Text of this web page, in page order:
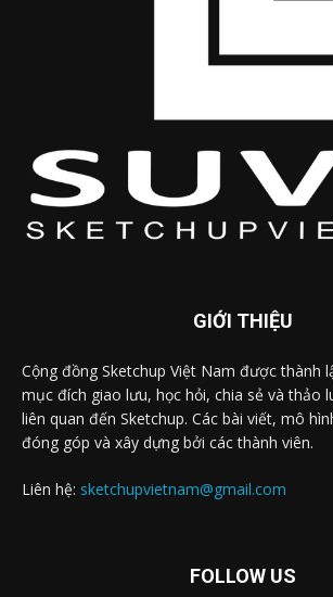
GIỚI THIỆU
Cộng đồng Sketchup Việt Nam được thành
mục đích giao lưu, học hỏi, chia sẻ và thảo
liên quan đến Sketchup. Các bài viết, mô
đóng góp và xây dựng bởi các thành viên.
Liên hệ: sketchupvietnam@gmail.com
FOLLOW US